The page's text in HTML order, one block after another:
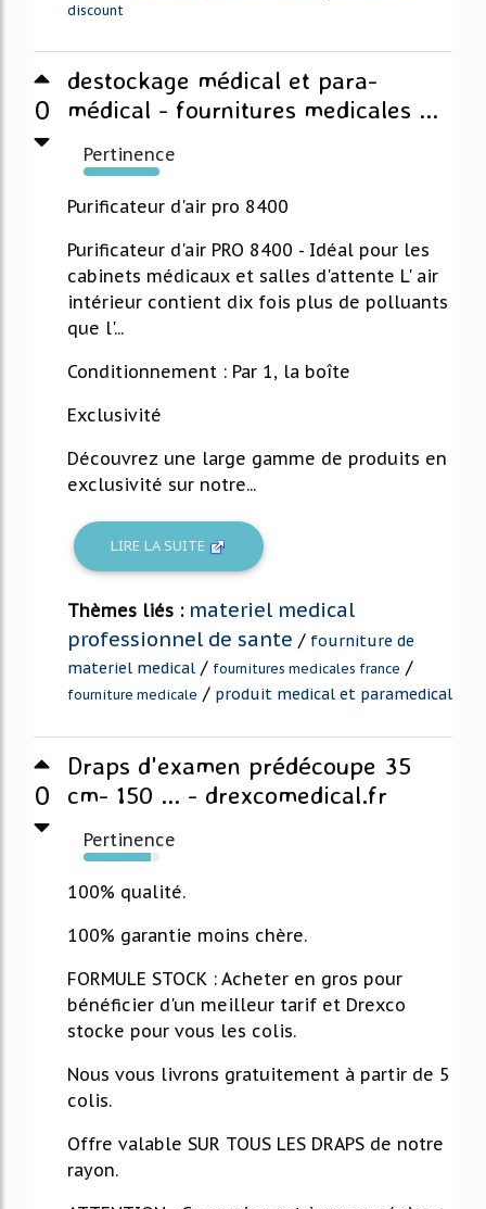
discount
0
destockage médical et para-
médical - fournitures medicales ...
Pertinence
152%
Purificateur d'air pro 8400
Purificateur d'air PRO 8400 - Idéal pour les
cabinets médicaux et salles d'attente L' air
intérieur contient dix fois plus de polluants
que l'...
Conditionnement : Par 1, la boîte
Exclusivité
Découvrez une large gamme de produits en
exclusivité sur notre...
LIRE LA SUITE
Thèmes liés : materiel medical
professionnel de sante / fourniture de
materiel medical / fournitures medicales france /
fourniture medicale / produit medical et paramedical
0
Draps d'examen prédécoupe 35
cm- 150 ... - drexcomedical.fr
Pertinence
88%
100% qualité.
100% garantie moins chère.
FORMULE STOCK : Acheter en gros pour
bénéficier d'un meilleur tarif et Drexco
stocke pour vous les colis.
Nous vous livrons gratuitement à partir de 5
colis.
Offre valable SUR TOUS LES DRAPS de notre
rayon.